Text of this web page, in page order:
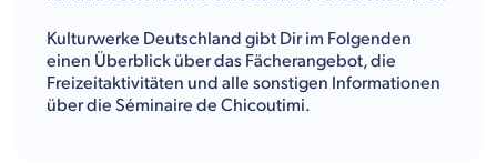
Kulturwerke Deutschland gibt Dir im Folgenden
einen Überblick über das Fächerangebot, die
Freizeitaktivitäten und alle sonstigen Informationen
über die Séminaire de Chicoutimi.